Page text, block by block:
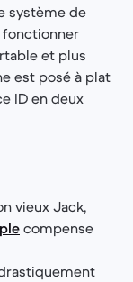
système de
fonctionner
et plus
est posé à plat
ID en deux
vieux Jack,
compense